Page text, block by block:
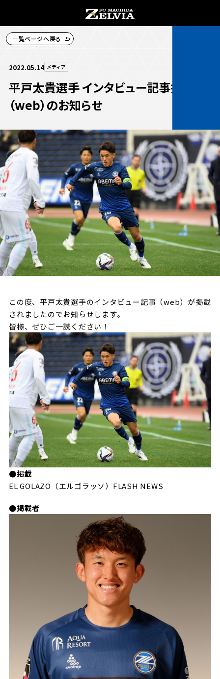
お知らせトップ
TOPチーム
試合情報
チケット
イベント
ファンクラブ
グッズ
メディア
ホームタウン活動
アカデミー
スクール
その他
試合情報
試合情報トップ
試合データ
試合日程・結果
順位表・ゴールランキング
観戦する
観戦するトップ
チケットを買う
チケット購入
チケット販売スケジュール
️スタジアムを知る
スタジアムアクセス
スタジアムマップ
観戦方法を知る
スタジアム観戦ガイド
観戦マナー＆ルール
ビジターサポーターの皆様へ
車イスでの観戦
試合運営管理規程
クラブを知る
クラブを知るトップ
ＦＣ町田ゼルビアについて
選手・スタッフ紹介
ファンになる
ファンクラブ
クラブゼルビスタへの入会
シーズンシート
ＦＣ町田ゼルビアをサポート
トレーニングの見学・ファンサービス
ボランティア
ＦＣ町田ゼルビアカレンダー
三輪緑山ベースを利用
三輪緑山ベースご利用案内
グッズを買う
グッズを買うトップ
オンラインストア
ユニフォーム
ホームタウン
ホームタウントップ
ゼルビアアシスト募集
ゼルビアアシスト協賛企業一覧
ゼルナビ
ゼル塾
ＦＣ町田ゼルビアスポーツクラブ
ゼルビアフットサルパーク
パートナー
パートナートップ
パートナー企業一覧
お問い合わせ利用規約肖像権・ロゴについてプライバシ
FOLLOW
一覧ページへ戻る
2022.05.14 メディア
平戸太貴選手 インタビュー記事掲載
（web）のお知らせ
この度、平戸太貴選手のインタビュー記事（web）が掲載
されましたのでお知らせします。
皆様、ぜひご一読ください！
●掲載
EL GOLAZO（エルゴラッソ）FLASH NEWS
●掲載者